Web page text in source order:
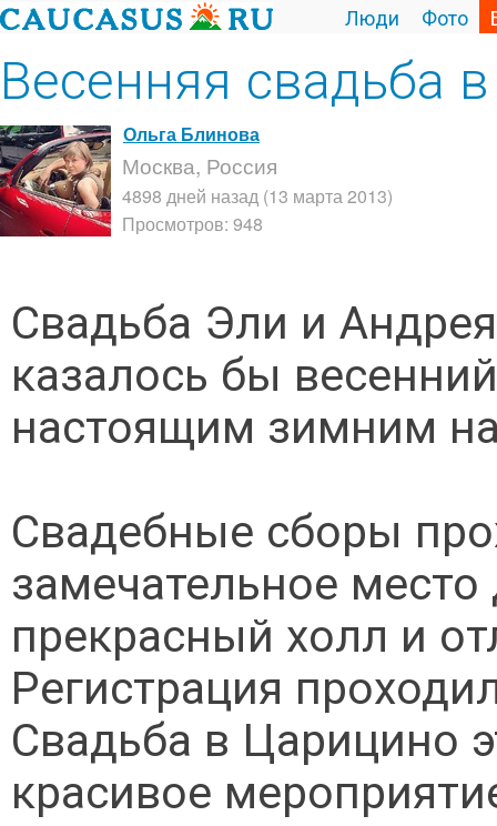
Люди Фото
Весенняя свадьба
Ольга Блинова
Москва, Россия
4898 дней назад (13 марта 2013)
Просмотров: 948
Свадьба Эли и
казалось бы
настоящим зимним
Свадебные сборы
замечательное
прекрасный холл и
Регистрация
Свадьба в Царицино
красивое